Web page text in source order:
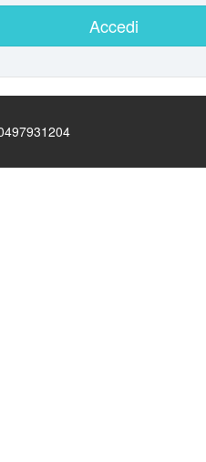
Accedi